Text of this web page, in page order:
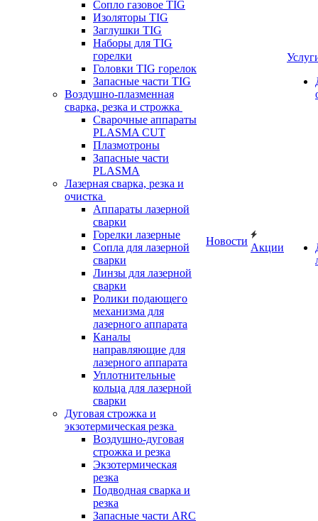
Сопло газовое TIG
Изоляторы TIG
Заглушки TIG
Наборы для TIG
горелки
Головки TIG горелок
Запасные части TIG
Воздушно-плазменная
сварка, резка и строжка
Сварочные аппараты
PLASMA CUT
Плазмотроны
Запасные части
PLASMA
Лазерная сварка, резка и
очистка
Аппараты лазерной
сварки
Горелки лазерные
Сопла для лазерной
сварки
Линзы для лазерной
сварки
Ролики подающего
механизма для
лазерного аппарата
Каналы
направляющие для
лазерного аппарата
Уплотнительные
кольца для лазерной
сварки
Дуговая строжка и
экзотермическая резка
Воздушно-дуговая
строжка и резка
Экзотермическая
резка
Подводная сварка и
резка
Запасные части ARC
Новости
Акции